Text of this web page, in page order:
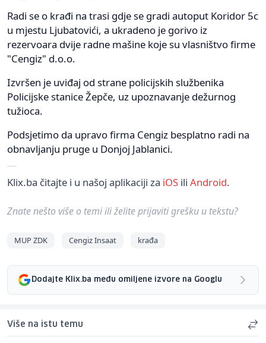
Radi se o krađi na trasi gdje se gradi autoput Koridor 5c
u mjestu Ljubatovići, a ukradeno je gorivo iz
rezervoara dvije radne mašine koje su vlasništvo firme
"Cengiz" d.o.o.
Izvršen je uviđaj od strane policijskih službenika
Policijske stanice Žepče, uz upoznavanje dežurnog
tužioca.
Podsjetimo da upravo firma Cengiz besplatno radi na
obnavljanju pruge u Donjoj Jablanici.
Klix.ba čitajte i u našoj aplikaciji za iOS ili Android.
Znate nešto više o temi ili želite prijaviti grešku u tekstu?
MUP ZDK Cengiz Insaat krađa
Dodajte Klix.ba među omiljene izvore na Googlu
Više na istu temu